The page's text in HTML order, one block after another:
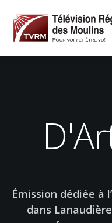
Émission dédiée à
dans